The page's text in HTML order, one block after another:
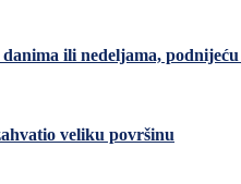
ili nedeljama,
veliku površinu